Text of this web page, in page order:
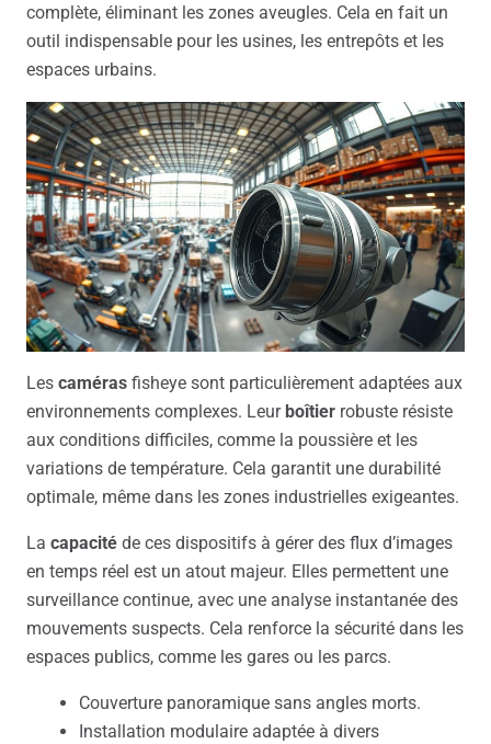
complète, éliminant les zones aveugles. Cela en fait un
outil indispensable pour les usines, les entrepôts et les
espaces urbains.
Les caméras fisheye sont particulièrement adaptées aux
environnements complexes. Leur boîtier robuste résiste
aux conditions difficiles, comme la poussière et les
variations de température. Cela garantit une durabilité
optimale, même dans les zones industrielles exigeantes.
La capacité de ces dispositifs à gérer des flux d’images
en temps réel est un atout majeur. Elles permettent une
surveillance continue, avec une analyse instantanée des
mouvements suspects. Cela renforce la sécurité dans les
espaces publics, comme les gares ou les parcs.
Couverture panoramique sans angles morts.
Installation modulaire adaptée à divers